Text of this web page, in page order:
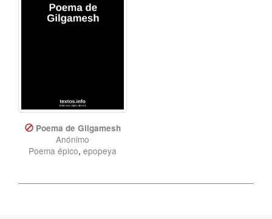
Poema de Gilgamesh
Anónimo
Poema épico, epopeya